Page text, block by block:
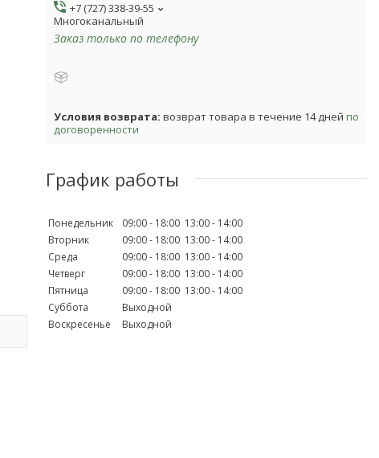
+7 (727) 338-39-55
Многоканальный
Заказ только по телефону
возврат товара в течение 14 дней по
договоренности
График работы
Понедельник 09:00 18:00 13:00
14:00
Вторник
09:00 18:00 13:00
14:00
Среда
09:00 18:00 13:00
14:00
Четверг
09:00 18:00 13:00
14:00
Пятница
09:00 18:00 13:00
14:00
Суббота
Выходной
Воскресенье
Выходной